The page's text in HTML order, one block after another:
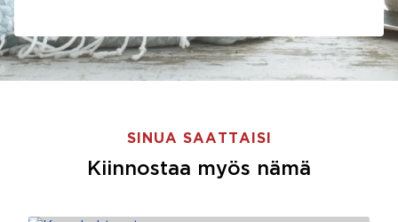
SINUA SAATTAISI
Kiinnostaa myös nämä